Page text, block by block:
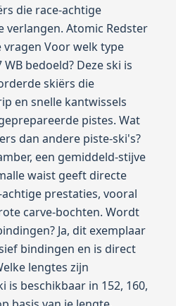
die race-achtige
verlangen. Atomic Redster
vragen Voor welk type
bedoeld? Deze ski is
skiërs die
en snelle kantwissels
pistes. Wat
dan andere piste-ski's?
een gemiddeld-stijve
waist geeft directe
prestaties, vooral
carve-bochten. Wordt
Ja, dit exemplaar
bindingen en is direct
lengtes zijn
is beschikbaar in 152, 160,